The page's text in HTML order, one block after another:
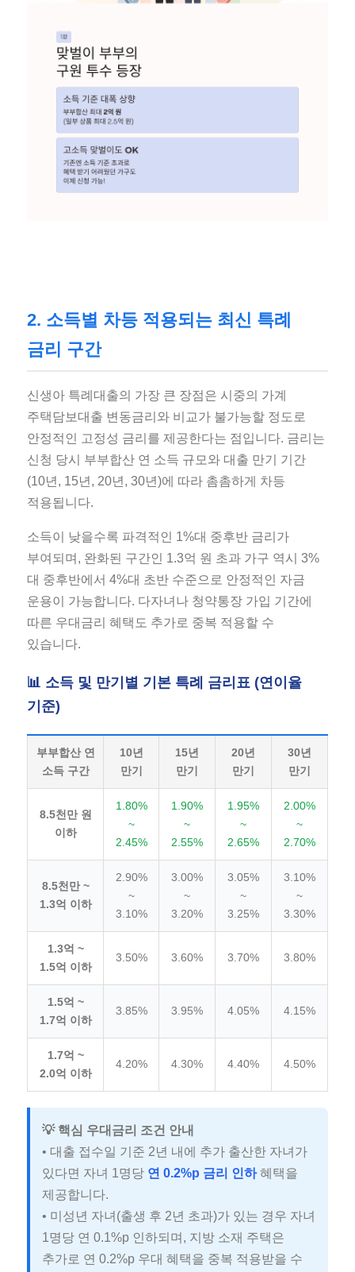
2. 소득별 차등 적용되는 최신 특례
금리 구간
신생아 특례대출의 가장 큰 장점은 시중의 가계
주택담보대출 변동금리와 비교가 불가능할 정도로
안정적인 고정성 금리를 제공한다는 점입니다. 금리는
신청 당시 부부합산 연 소득 규모와 대출 만기 기간
(10년, 15년, 20년, 30년)에 따라 촘촘하게 차등
적용됩니다.
소득이 낮을수록 파격적인 1%대 중후반 금리가
부여되며, 완화된 구간인 1.3억 원 초과 가구 역시 3%
대 중후반에서 4%대 초반 수준으로 안정적인 자금
운용이 가능합니다. 다자녀나 청약통장 가입 기간에
따른 우대금리 혜택도 추가로 중복 적용할 수
있습니다.
📊 소득 및 만기별 기본 특례 금리표 (연이율
기준)
부부합산 연
소득 구간
10년
만기
15년
만기
20년
만기
30년
만기
8.5천만 원
이하
1.80%
~
2.45%
1.90%
~
2.55%
1.95%
~
2.65%
2.00%
~
2.70%
8.5천만 ~
1.3억 이하
2.90%
~
3.10%
3.00%
~
3.20%
3.05%
~
3.25%
3.10%
~
3.30%
1.3억 ~
1.5억 이하
3.50% 3.60% 3.70% 3.80%
1.5억 ~
1.7억 이하
3.85% 3.95% 4.05% 4.15%
1.7억 ~
2.0억 이하
4.20% 4.30% 4.40% 4.50%
💡 핵심 우대금리 조건 안내
• 대출 접수일 기준 2년 내에 추가 출산한 자녀가
있다면 자녀 1명당 연 0.2%p 금리 인하혜택을
제공합니다.
• 미성년 자녀(출생 후 2년 초과)가 있는 경우 자녀
1명당 연 0.1%p 인하되며, 지방 소재 주택은
추가로 연 0.2%p 우대 혜택을 중복 적용받을 수